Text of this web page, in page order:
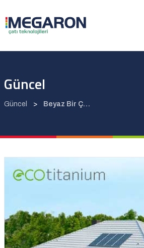
Güncel
Güncel > Beyaz Bir Çatı Klima Maliyetlerini Yaklaşık Yüzde 20ye Kadar Azaltabilir